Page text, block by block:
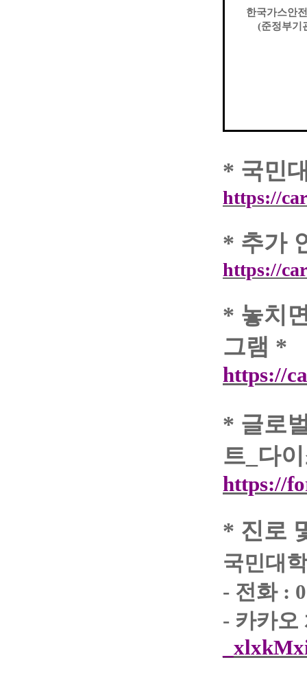
한국가스안
(준정부기
* 국민
https://
* 추가
https://
* 놓치
그램 *
https://
* 글로
트 다
https://
* 진로
국민대
- 전화 :
- 카카